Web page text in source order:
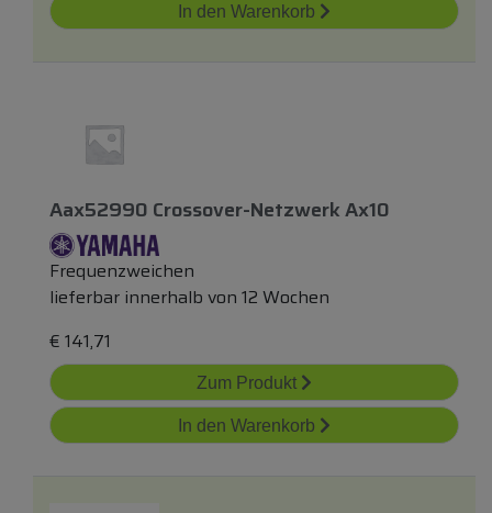
In den Warenkorb
Aax52990 Crossover-Netzwerk Ax10
Frequenzweichen
lieferbar innerhalb von 12 Wochen
€ 141,71
Zum Produkt
In den Warenkorb